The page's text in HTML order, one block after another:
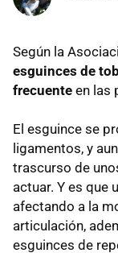
Según la
esguinces de
frecuente en las
El esguince se
ligamentos, y
trascurso de
actuar. Y es que
afectando a la
articulación,
esguinces de